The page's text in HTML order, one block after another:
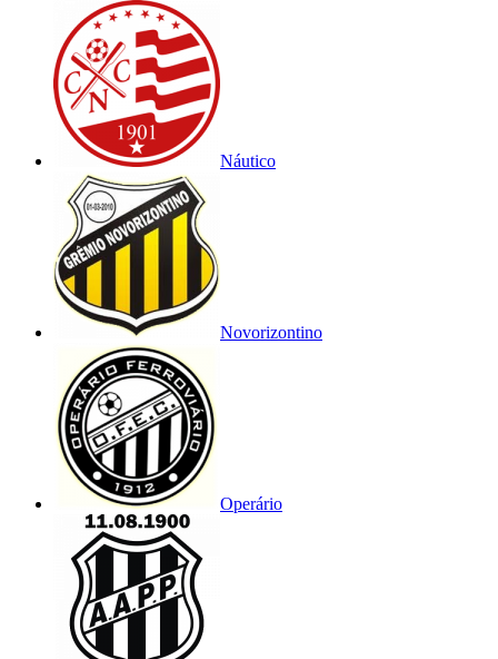
Náutico
Novorizontino
Operário